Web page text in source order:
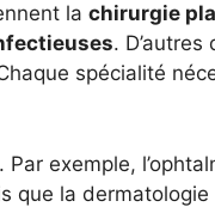
la chirurgie
.
spécialité
exemple,
que la